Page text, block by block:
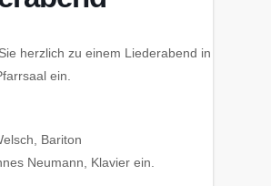
herzlich zu einem Liederabend in
ein.
Bariton
Neumann, Klavier ein.